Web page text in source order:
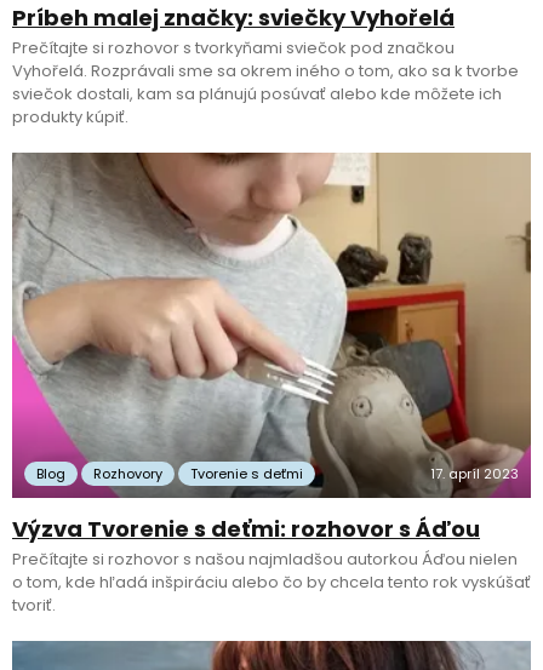
Príbeh malej značky: sviečky Vyhořelá
Prečítajte si rozhovor s tvorkyňami sviečok pod značkou
Vyhořelá. Rozprávali sme sa okrem iného o tom, ako sa k tvorbe
sviečok dostali, kam sa plánujú posúvať alebo kde môžete ich
produkty kúpiť.
Blog Rozhovory Tvorenie s deťmi 17. apríl 2023
Výzva Tvorenie s deťmi: rozhovor s Áďou
Prečítajte si rozhovor s našou najmladšou autorkou Áďou nielen
o tom, kde hľadá inšpiráciu alebo čo by chcela tento rok vyskúšať
tvoriť.